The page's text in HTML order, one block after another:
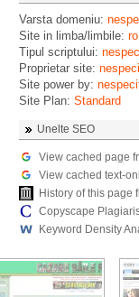
Varsta domeniu:
Site in limba/limbile: ro
Tipul scriptului:
Proprietar site:
Site power by:
Site Plan: Standard
Unelte SEO
View cached page
View cached text-
History of this page
Copyscape
Keyword Density